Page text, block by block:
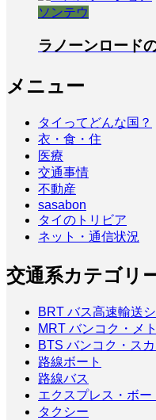
ソンテウ
ラノーンロード
メニュー
タイってどんな国？
衣・食・住
医療
交通事情
不動産
sasabon
タイのトリビア
ネット・通信状況
交通系カテゴリ
BRT バス高速輸送
MRT バンコク・メ
BTS バンコク・ス
路線ボート
路線バス
エクスプレス・ボー
タクシー